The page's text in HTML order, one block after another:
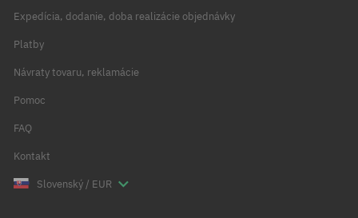
Expedícia, dodanie, doba realizácie objednávky
Platby
Návraty tovaru, reklamácie
Pomoc
FAQ
Kontakt
Slovenský / EUR